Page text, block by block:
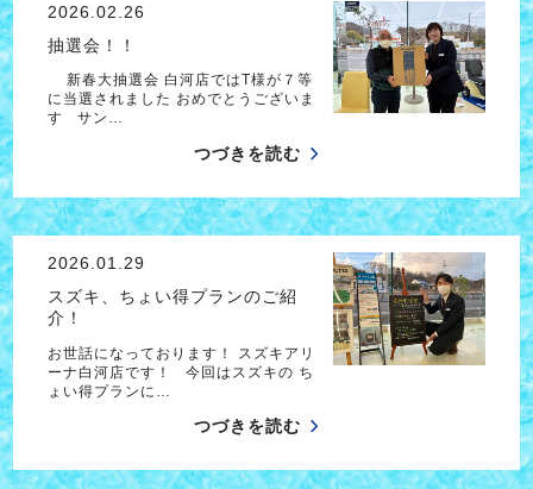
2026.02.26
抽選会！！
新春大抽選会 白河店ではT様が７等
に当選されました おめでとうございま
す サン…
つづきを読む
2026.01.29
スズキ、ちょい得プランのご紹
介！
お世話になっております！ スズキアリ
ーナ白河店です！ 今回はスズキの ち
ょい得プランに…
つづきを読む